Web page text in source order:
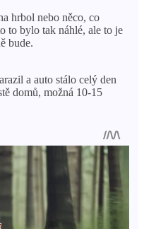
hrbol nebo něco, co
to bylo tak náhlé, ale to je
bude.
a auto stálo celý den
domů, možná 10-15